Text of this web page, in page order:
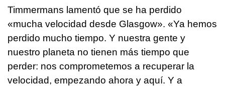
Timmermans lamentó que se ha perdido
«mucha velocidad desde Glasgow». «Ya hemos
perdido mucho tiempo. Y nuestra gente y
nuestro planeta no tienen más tiempo que
perder: nos comprometemos a recuperar la
velocidad, empezando ahora y aquí. Y a